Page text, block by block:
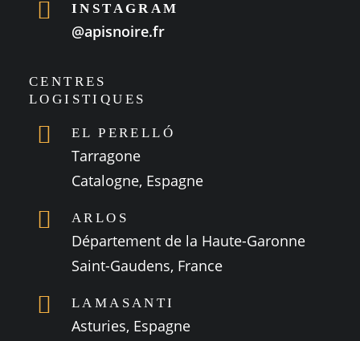
INSTAGRAM
@apisnoire.fr
CENTRES
LOGISTIQUES
EL PERELLÓ
Tarragone
Catalogne, Espagne
ARLOS
Département de la Haute-Garonne
Saint-Gaudens, France
LAMASANTI
Asturies, Espagne